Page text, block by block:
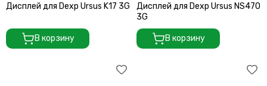
Дисплей для Dexp Ursus K17 3G
В корзину
Дисплей для Dexp Ursus NS470
3G
В корзину